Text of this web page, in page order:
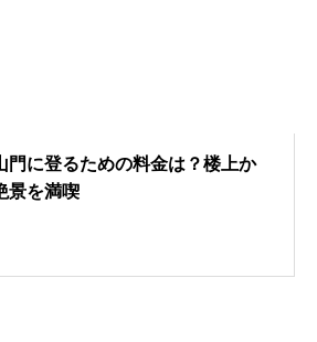
門に登るための料金は？楼上か
景を満喫